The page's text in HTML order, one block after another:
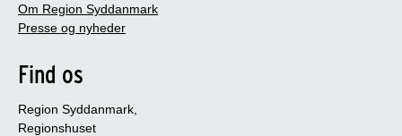
Om Region Syddanmark
Presse og nyheder
Find os
Region Syddanmark,
Regionshuset